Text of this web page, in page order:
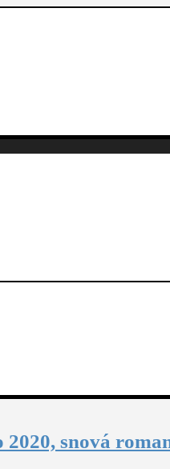
snová